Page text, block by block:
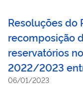
Resoluções do
recomposição
reservatórios
2022/2023
06/01/2023